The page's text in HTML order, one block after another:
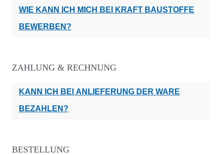
WIE KANN ICH MICH BEI KRAFT BAUSTOFFE
BEWERBEN?
ZAHLUNG & RECHNUNG
KANN ICH BEI ANLIEFERUNG DER WARE
BEZAHLEN?
BESTELLUNG